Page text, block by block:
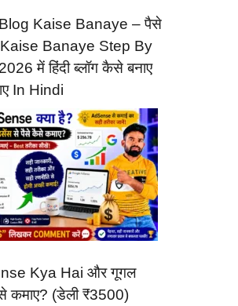
Kaise Banaye – पैसे
Kaise Banaye Step By
में हिंदी ब्लॉग कैसे बनाए
In Hindi
Kya Hai और गूगल
(डेली ₹3500)